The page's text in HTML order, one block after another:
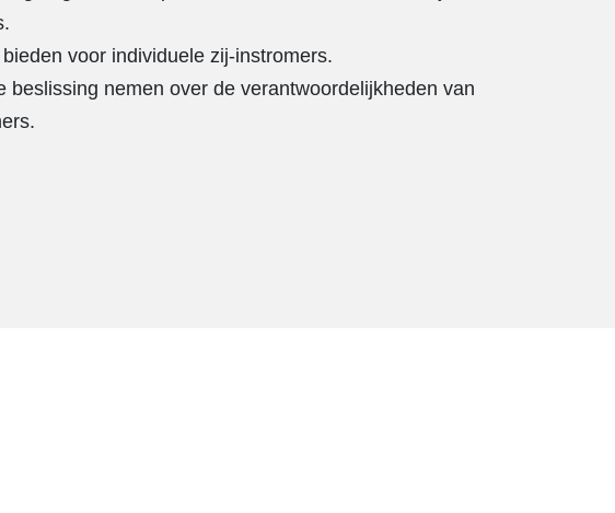
voor individuele zij-instromers.
beslissing nemen over de verantwoordelijkheden van